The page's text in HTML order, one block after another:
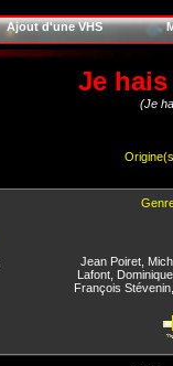
Ajout d'une VHS
Je
(Je
Jean Poiret
Lafont,
François Stévenin,